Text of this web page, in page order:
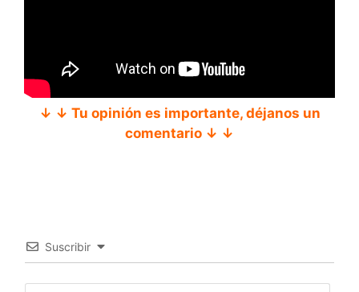
↓ ↓ Tu opinión es importante, déjanos un
comentario ↓ ↓
Suscribir